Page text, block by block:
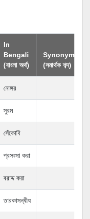
In
Bengali
(বাংলা অর্থ)
Synonym
(সমার্থক শব্দ)
নোঙ্গর
সুরম
সেঁকোবি
প্রসংসা করা
বরাদ্দ করা
তারকাসন্ধীয